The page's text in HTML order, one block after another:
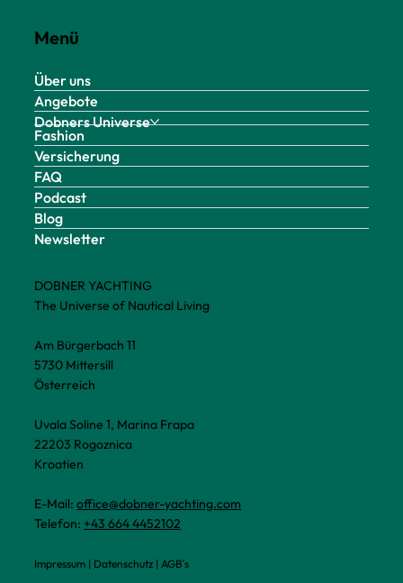
DOBNER YACHTING
The Universe of Nautical Living
Am Bürgerbach 11
5730 Mittersill
Österreich
Uvala Soline 1, Marina Frapa
22203 Rogoznica
Kroatien
E-Mail:office@dobner-yachting.com
Telefon: +43 664 4452102
Impressum| Datenschutz| AGB´s
Menü
Über uns
Angebote
Dobners Universe
Fashion
Versicherung
FAQ
Podcast
Blog
Newsletter